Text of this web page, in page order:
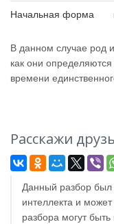
Начальная форма
В данном случае род
как они
времени
Расскажи
Данный разбор был
интеллекта и
разбора могут